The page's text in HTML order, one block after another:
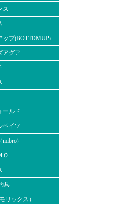
ス
ップ(BOTTOMUP)
アグア
ールド
ベイツ
mibro）
Ｏ
具
リックス）